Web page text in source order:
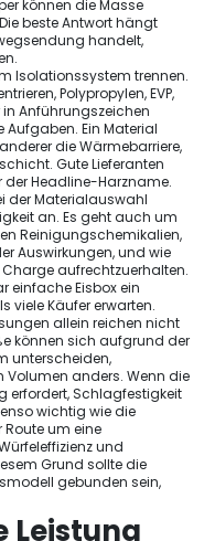
können die Masse
beste Antwort hängt
handelt,
Isolationssystem trennen.
Polypropylen, EVP,
in Anführungszeichen
Ein Material
die Wärmebarriere,
Gute Lieferanten
der Headline-Harzname.
der Materialauswahl
an. Es geht auch um
Reinigungschemikalien,
Auswirkungen, und wie
aufrechtzuerhalten.
einfache Eisbox ein
viele Käufer erwarten.
allein reichen nicht
können sich aufgrund der
unterscheiden,
Volumen anders. Wenn die
erfordert, Schlagfestigkeit
wichtig wie die
um eine
und
Grund sollte die
gebunden sein,
Leistung